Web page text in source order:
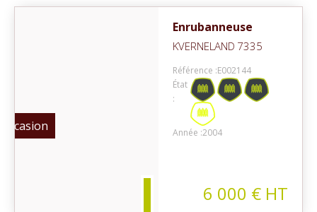
Occasion
Enrubanneuse
KVERNELAND 7335
Référence :E002144
État
:
Année :2004
6 000 € HT